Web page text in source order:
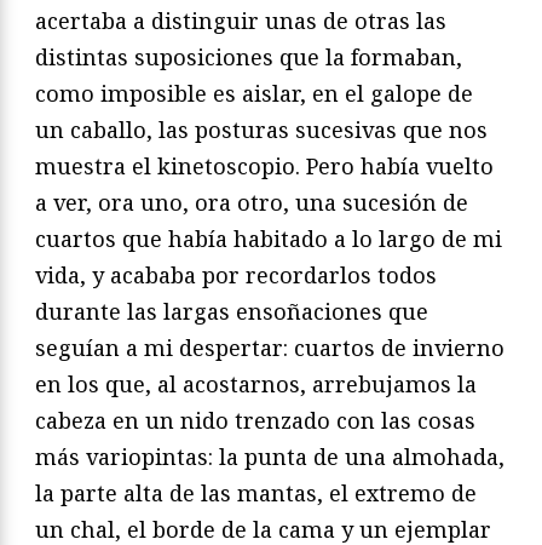
acertaba a distinguir unas de otras las
distintas suposiciones que la formaban,
como imposible es aislar, en el galope de
un caballo, las posturas sucesivas que nos
muestra el kinetoscopio. Pero había vuelto
a ver, ora uno, ora otro, una sucesión de
cuartos que había habitado a lo largo de mi
vida, y acababa por recordarlos todos
durante las largas ensoñaciones que
seguían a mi despertar: cuartos de invierno
en los que, al acostarnos, arrebujamos la
cabeza en un nido trenzado con las cosas
más variopintas: la punta de una almohada,
la parte alta de las mantas, el extremo de
un chal, el borde de la cama y un ejemplar